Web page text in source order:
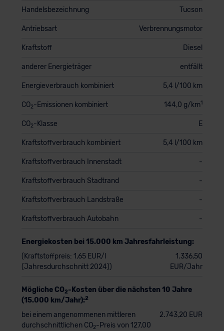
Handelsbezeichnung Tucson
Antriebsart Verbrennungsmotor
Kraftstoff Diesel
anderer Energieträger entfällt
Energieverbrauch kombiniert 5,4 l/100 km
CO2-Emissionen kombiniert 144,0 g/km1
CO2-Klasse E
Kraftstoffverbrauch kombiniert 5,4 l/100 km
Kraftstoffverbrauch Innenstadt -
Kraftstoffverbrauch Stadtrand -
Kraftstoffverbrauch Landstraße -
Kraftstoffverbrauch Autobahn -
Energiekosten bei 15.000 km Jahresfahrleistung:
(Kraftstoffpreis: 1,65 EUR/l
(Jahresdurchschnitt 2024))
1.336,50
EUR/Jahr
Mögliche CO2-Kosten über die nächsten 10 Jahre
(15.000 km/Jahr):2
bei einem angenommenen mittleren
durchschnittlichen CO2-Preis von 127,00
2.743,20 EUR